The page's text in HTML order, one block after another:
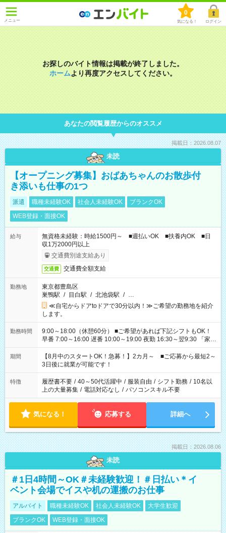
メニュー
0
気になる！ ログイン
お探しのバイト情報は掲載が終了しました。
ホームより再度アクセスしてください。
あなたの閲覧履歴からのオススメ
掲載日：2026.08.07
未読
【オープニング募集】おばあちゃんのお散歩付
き添いも仕事の1つ
派遣 職種未経験OK 社会人未経験OK
ブランクOK
WEB登録・面接OK
給与
無資格未経験：時給1500円～ ■週払いOK ■扶養内OK ■日
収1万2000円以上
交通費別途支給あり
交通費 交通費全額支給
勤務地
東京都豊島区
巣鴨駅 / 目白駅 / 北池袋駅 / …
≪自宅からドアtoドアで30分以内！≫ご希望の勤務地を紹介
します。
勤務時間
9:00～18:00（休憩60分） ■ご希望があれば下記シフトもOK！
早番 7:00～16:00 遅番 10:00～19:00 夜勤 16:30～翌9:30 「家族
と休みを合わせたい」 「余裕を持って夕飯の準備がしたい」
「できれば残業はしたくない」 など、ご希望を教えてください
ね。 ※Wワーク希望の方へ 今ご覧のお仕事で希望する勤務時間
と、もう1つのお仕事の勤務時間。 合計で週40時間を超える場
合は応募できません。
期間
【8月中のスタートOK！急募！】2カ月～ ■ご応募から最短2～
3日後に就業が可能です！
特徴 履歴書不要 / 40～50代活躍中 / 服装自由 / シフト勤務 / 10名以
上の大量募集 / 電話対応なし / パソコンスキル不要
気になる！ 応募する 詳細へ
掲載日：2026.08.06
未読
＃1日4時間～OK＃未経験歓迎！＃日払い＊イ
ベント会場でイスや机の運搬のお仕事
アルバイト 職種未経験OK 社会人未経験OK
大学生歓迎
ブランクOK
WEB登録・面接OK